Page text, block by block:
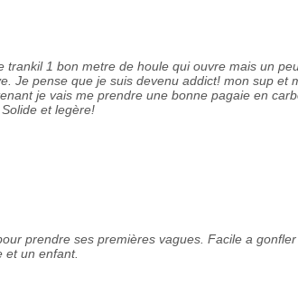
1 bon metre de houle qui ouvre mais un
Je pense que je suis devenu addict! mon sup et
je vais me prendre une bonne pagaie en
et legère!
prendre ses premières vagues. Facile a gonfler
et un enfant.